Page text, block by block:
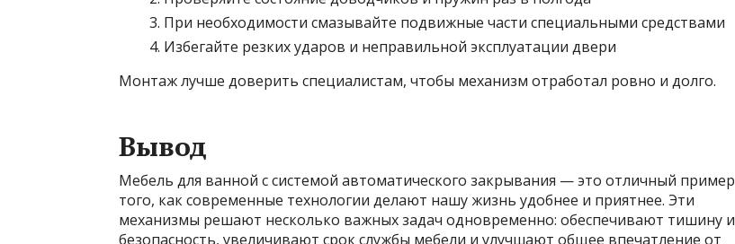
При необходимости смазывайте подвижные части специальными средствами
Избегайте резких ударов и неправильной эксплуатации двери
Монтаж лучше доверить специалистам, чтобы механизм отработал ровно и долго.
Вывод
Мебель для ванной с системой автоматического закрывания — это отличный пример
того, как современные технологии делают нашу жизнь удобнее и приятнее. Эти
механизмы решают несколько важных задач одновременно: обеспечивают тишину и
безопасность, увеличивают срок службы мебели и улучшают общее впечатление от